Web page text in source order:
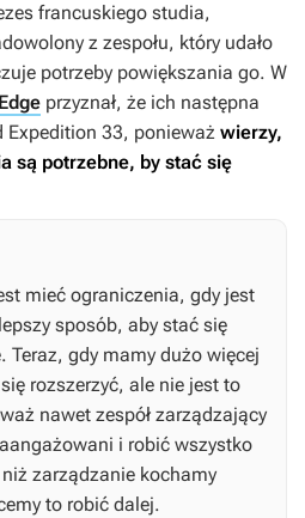
francuskiego studia,
z zespołu, który udało
potrzeby powiększania go. W
Edge przyznał, że ich następna
Expedition 33, ponieważ wierzy,
są potrzebne, by stać się
mieć ograniczenia, gdy jest
sposób, aby stać się
Teraz, gdy mamy dużo więcej
rozszerzyć, ale nie jest to
nawet zespół zarządzający
i robić wszystko
zarządzanie kochamy
to robić dalej.